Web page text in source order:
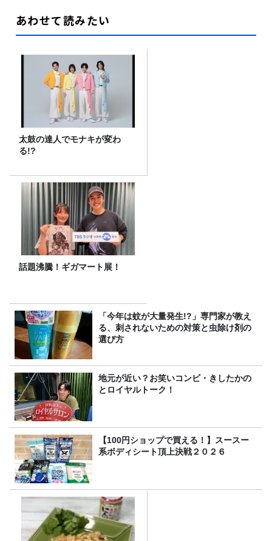
あわせて読みたい
太鼓の達人でモナキが変わ
る!?
話題沸騰！ギガマート展！
「今年は蚊が大量発生!?」専門家が教え
る、刺されないための対策と虫除け剤の
選び方
地元が近い？お笑いコンビ・きしたかの
とロイヤルトーク！
【100円ショップで買える！】スースー
系ボディシート頂上決戦２０２６